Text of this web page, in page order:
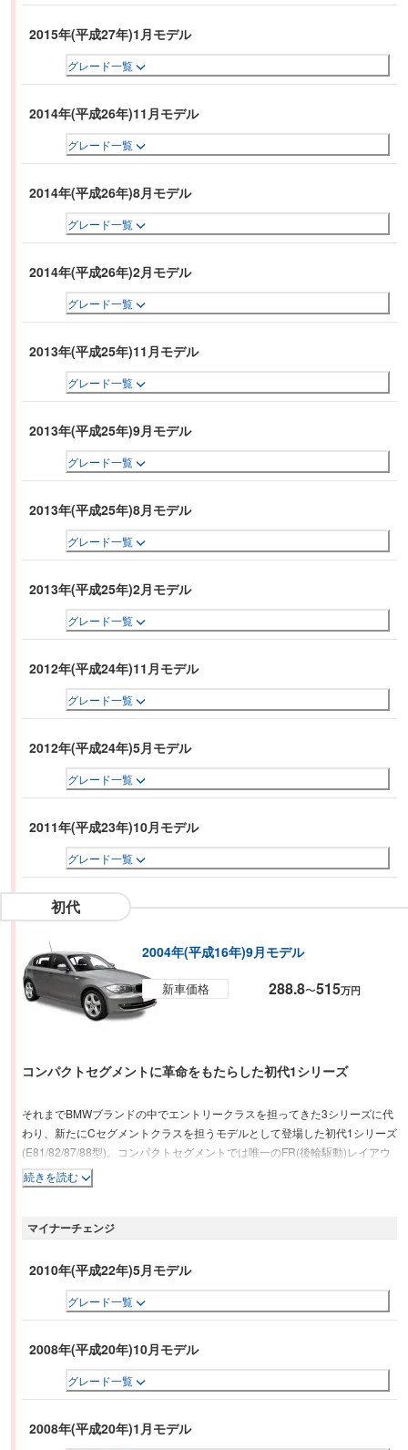
2015年(平成27年)1月モデル
グレード一覧
2014年(平成26年)11月モデル
グレード一覧
2014年(平成26年)8月モデル
グレード一覧
2014年(平成26年)2月モデル
グレード一覧
2013年(平成25年)11月モデル
グレード一覧
2013年(平成25年)9月モデル
グレード一覧
2013年(平成25年)8月モデル
グレード一覧
2013年(平成25年)2月モデル
グレード一覧
2012年(平成24年)11月モデル
グレード一覧
2012年(平成24年)5月モデル
グレード一覧
2011年(平成23年)10月モデル
グレード一覧
初代
2004年(平成16年)9月モデル
新車価格 288.8〜515万円
コンパクトセグメントに革命をもたらした初代1シリーズ
それまでBMWブランドの中でエントリークラスを担ってきた3シリーズに代
わり、新たにCセグメントクラスを担うモデルとして登場した初代1シリーズ
(E81/82/87/88型)。コンパクトセグメントでは唯一のFR(後輪駆動)レイアウ
トを採用｡さらに磨きがかけられたバルブトロニック直列4気筒エンジンを
「118i」「120i」に採用｡パワフルでありながら高効率の新世代エンジンを3
続きを読む
マイナーチェンジ
2010年(平成22年)5月モデル
グレード一覧
2008年(平成20年)10月モデル
グレード一覧
2008年(平成20年)1月モデル